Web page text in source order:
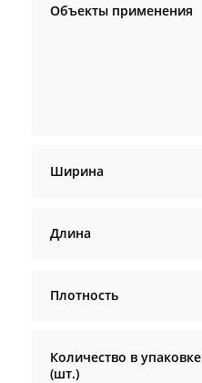
Объекты применения
Ширина
Длина
Плотность
Количество в упаковке
(шт.)